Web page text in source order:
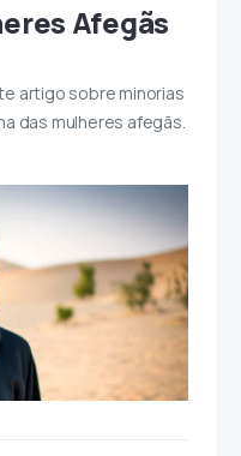
Afegãs
artigo sobre minorias
das mulheres afegãs.